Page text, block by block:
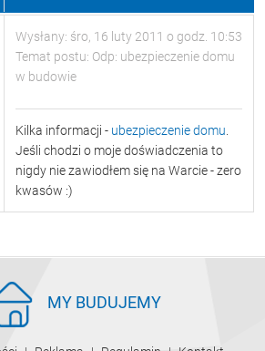
Wysłany: śro, 16 luty 2011 o godz. 10:53
Temat postu: Odp: ubezpieczenie domu
w budowie
Kilka informacji - ubezpieczenie domu.
Jeśli chodzi o moje doświadczenia to
nigdy nie zawiodłem się na Warcie - zero
kwasów :)
MY BUDUJEMY